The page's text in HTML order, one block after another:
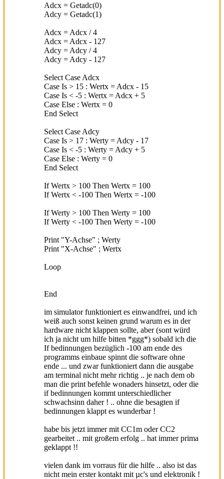
Adcx = Getadc(0)
Adcy = Getadc(1)
Adcx = Adcx / 4
Adcx = Adcx - 127
Adcy = Adcy / 4
Adcy = Adcy - 127
Select Case Adcx
Case Is > 15 : Wertx = Adcx - 15
Case Is < -5 : Wertx = Adcx + 5
Case Else : Wertx = 0
End Select
Select Case Adcy
Case Is > 17 : Werty = Adcy - 17
Case Is < -5 : Werty = Adcy + 5
Case Else : Werty = 0
End Select
If Wertx > 100 Then Wertx = 100
If Wertx < -100 Then Wertx = -100
If Werty > 100 Then Werty = 100
If Werty < -100 Then Werty = -100
Print "Y-Achse" ; Werty
Print "X-Achse" ; Wertx
Loop
End
im simulator funktioniert es einwandfrei, und ich
weiß auch sonst keinen grund warum es in der
hardware nicht klappen sollte, aber (sont würd
ich ja nicht um hilfe bitten *ggg*) sobald ich die
If bedinnungen bezüglich -100 am ende des
programms einbaue spinnt die software ohne
ende ... und zwar funktioniert dann die ausgabe
am terminal nicht mehr richtig .. je nach dem ob
man die print befehle wonaders hinsetzt, oder die
if bedinnungen kommt unterschiedlicher
schwachsinn daher ! .. ohne die besagten if
bedinnungen klappt es wunderbar !
habe bis jetzt immer mit CC1m oder CC2
gearbeitet .. mit großem erfolg .. hat immer prima
geklappt !!
vielen dank im vorraus für die hilfe .. also ist das
nicht mein erster kontakt mit µc's und elektronik !